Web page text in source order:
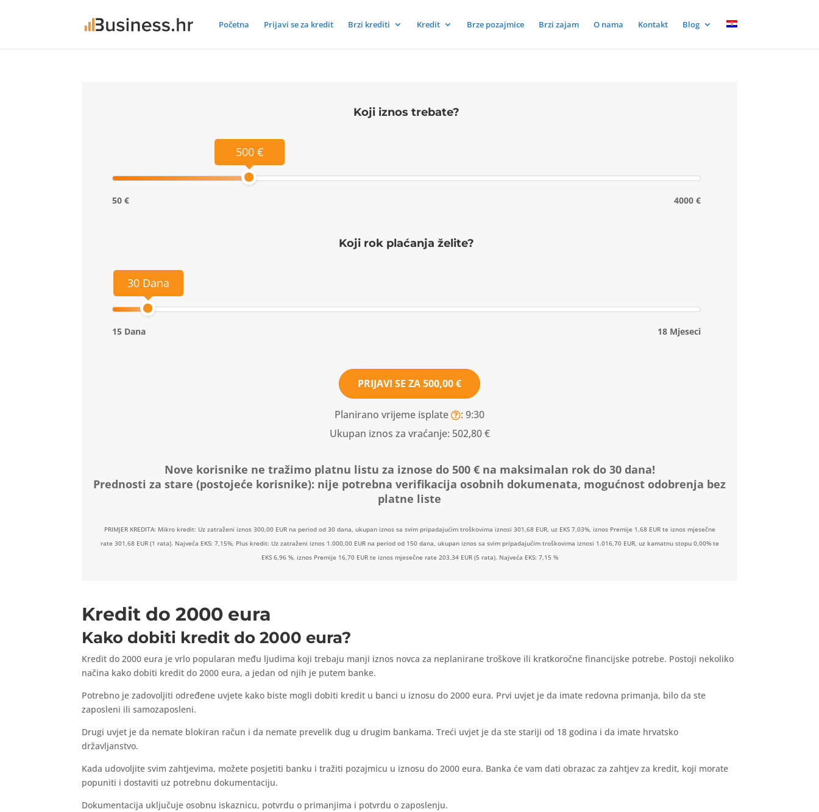
Početna Prijavi se za kredit Brzi krediti Kredit Brze pozajmice Brzi zajam O nama Kontakt Blog
Koji iznos trebate?
500 €
50 € 4000 €
Koji rok plaćanja želite?
30 Dana
15 Dana 18 Mjeseci
PRIJAVI SE ZA500,00 €
Planirano vrijeme isplate
: 9:30
Ukupan iznos za vraćanje: 502,80 €
Nove korisnike ne tražimo platnu listu za iznose do 500 € na maksimalan rok do 30 dana!
Prednosti za stare (postojeće korisnike): nije potrebna verifikacija osobnih dokumenata, mogućnost odobrenja bez
platne liste
PRIMJER KREDITA: Mikro kredit: Uz zatraženi iznos 300,00 EUR na period od 30 dana, ukupan iznos sa svim pripadajućim troškovima iznosi 301,68 EUR, uz EKS 7,03%, iznos Premije 1,68 EUR te iznos mjesečne
rate 301,68 EUR (1 rata). Najveća EKS: 7,15%, Plus kredit: Uz zatraženi iznos 1.000,00 EUR na period od 150 dana, ukupan iznos sa svim pripadajućim troškovima iznosi 1.016,70 EUR, uz kamatnu stopu 0,00% te
EKS 6,96 %, iznos Premije 16,70 EUR te iznos mjesečne rate 203,34 EUR (5 rata). Najveća EKS: 7,15 %
Kredit do 2000 eura
Kako dobiti kredit do 2000 eura?
Kredit do 2000 eura je vrlo popularan među ljudima koji trebaju manji iznos novca za neplanirane troškove ili kratkoročne financijske potrebe. Postoji nekoliko
načina kako dobiti kredit do 2000 eura, a jedan od njih je putem banke.
Potrebno je zadovoljiti određene uvjete kako biste mogli dobiti kredit u banci u iznosu do 2000 eura. Prvi uvjet je da imate redovna primanja, bilo da ste
zaposleni ili samozaposleni.
Drugi uvjet je da nemate blokiran račun i da nemate prevelik dug u drugim bankama. Treći uvjet je da ste stariji od 18 godina i da imate hrvatsko
državljanstvo.
Kada udovoljite svim zahtjevima, možete posjetiti banku i tražiti pozajmicu u iznosu do 2000 eura. Banka će vam dati obrazac za zahtjev za kredit, koji morate
popuniti i dostaviti uz potrebnu dokumentaciju.
Dokumentacija uključuje osobnu iskaznicu, potvrdu o primanjima i potvrdu o zaposlenju.